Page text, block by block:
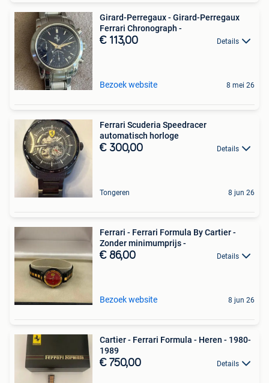
Girard-Perregaux - Girard-Perregaux
Ferrari Chronograph -
€ 113,00 Details
Bezoek website 8 mei 26
Ferrari Scuderia Speedracer
automatisch horloge
€ 300,00 Details
Tongeren 8 jun 26
Ferrari - Ferrari Formula By Cartier -
Zonder minimumprijs -
€ 86,00 Details
Bezoek website 8 jun 26
Cartier - Ferrari Formula - Heren - 1980-
1989
€ 750,00 Details